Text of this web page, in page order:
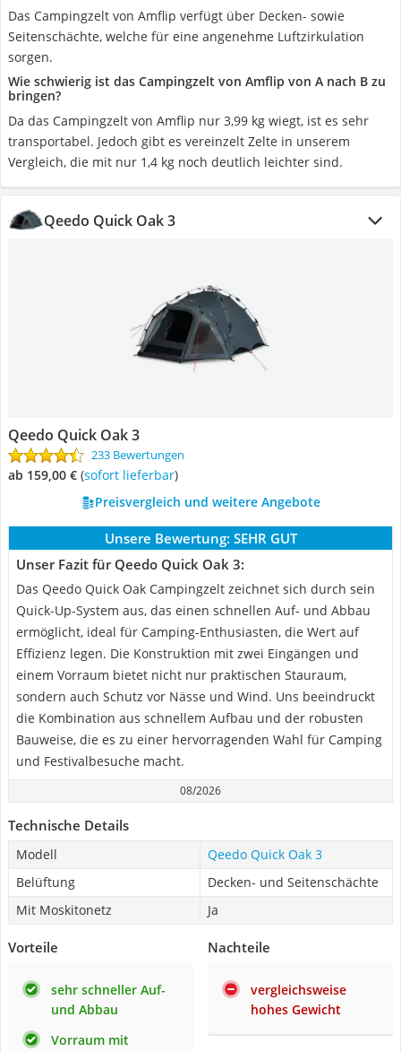
Das Campingzelt von Amflip verfügt über Decken- sowie
Seitenschächte, welche für eine angenehme Luftzirkulation
sorgen.
Wie schwierig ist das Campingzelt von Amflip von A nach B zu
bringen?
Da das Campingzelt von Amflip nur 3,99 kg wiegt, ist es sehr
transportabel. Jedoch gibt es vereinzelt Zelte in unserem
Vergleich, die mit nur 1,4 kg noch deutlich leichter sind.
Qeedo Quick Oak 3
Qeedo Quick Oak 3
233 Bewertungen
ab 159,00 € ( Sofort lieferbar)
Preisvergleich und weitere Angebote
Unsere Bewertung: SEHR GUT
Unser Fazit für Qeedo Quick Oak 3:
Das Qeedo Quick Oak Campingzelt zeichnet sich durch sein
Quick-Up-System aus, das einen schnellen Auf- und Abbau
ermöglicht, ideal für Camping-Enthusiasten, die Wert auf
Effizienz legen. Die Konstruktion mit zwei Eingängen und
einem Vorraum bietet nicht nur praktischen Stauraum,
sondern auch Schutz vor Nässe und Wind. Uns beeindruckt
die Kombination aus schnellem Aufbau und der robusten
Bauweise, die es zu einer hervorragenden Wahl für Camping
und Festivalbesuche macht.
08/2026
Technische Details
Modell
Qeedo Quick Oak 3
Belüftung
Decken- und Seitenschächte
Mit Moskitonetz
Ja
Vorteile
sehr schneller Auf-
und Abbau
Vorraum mit
Nachteile
vergleichsweise
hohes Gewicht